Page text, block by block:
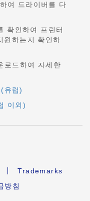
여 드라이버를 다
확인하여 프린터
원하는지 확인하
로드하여 자세한
유럽)
이외)
Trademarks
방침